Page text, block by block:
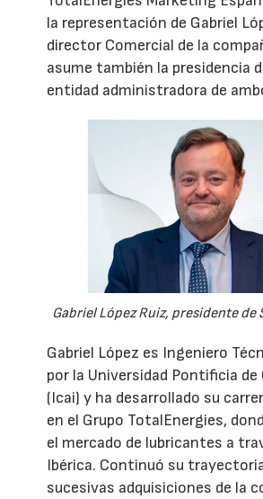
la representación de Gabriel
director Comercial de la
asume también la presidencia
entidad administradora de
Gabriel López Ruiz, presidente de
Gabriel López es Ingeniero
por la Universidad Pontificia de
(Icai) y ha desarrollado su
en el Grupo TotalEnergies,
el mercado de lubricantes a
Ibérica. Continuó su
sucesivas adquisiciones de la